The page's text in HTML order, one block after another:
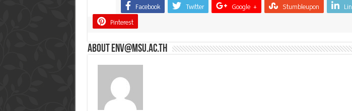
Facebook Twitter Google + Stumbleupon
Pinterest
About env@msu.ac.th